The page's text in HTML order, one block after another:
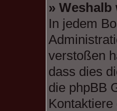
»
In jedem
verstoßen
dass dies
die phpBB